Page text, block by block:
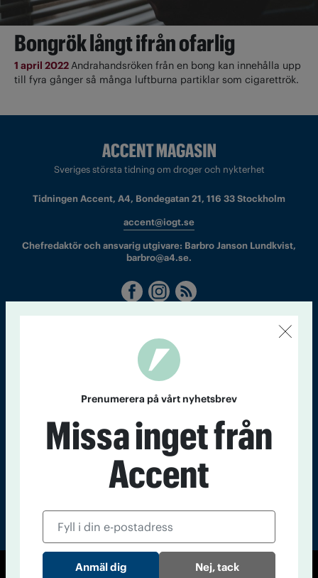
Bongrök långt ifrån ofarlig
1 april 2022Andrahandsröken från en bong kan innehålla upp
till fyra gånger så många luftburna partiklar som cigarettrök.
Sveriges största tidning om droger och nykterhet
Tidningen Accent, A4, Bondegatan 21, 116 33 Stockholm
accent@iogt.se
Chefredaktör och ansvarig utgivare: Barbro Janson Lundkvist,
barbro@a4.se.
nummer av
Accent
Prenumerera på vårt nyhetsbrev
Missa inget från
Accent
Nej, tack